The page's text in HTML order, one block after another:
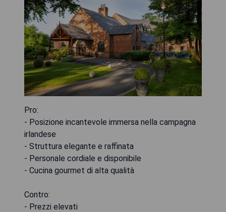
Pro:
- Posizione incantevole immersa nella campagna
irlandese
- Struttura elegante e raffinata
- Personale cordiale e disponibile
- Cucina gourmet di alta qualità
Contro:
- Prezzi elevati